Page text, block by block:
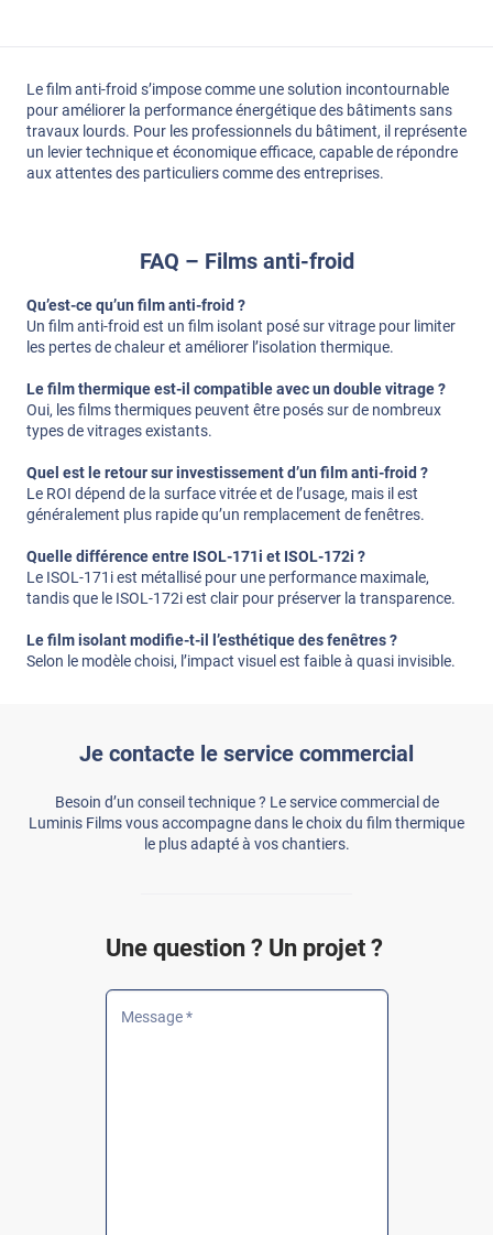
Le film anti-froid s’impose comme une solution incontournable
pour améliorer la performance énergétique des bâtiments sans
travaux lourds. Pour les professionnels du bâtiment, il représente
un levier technique et économique efficace, capable de répondre
aux attentes des particuliers comme des entreprises.
FAQ – Films anti-froid
Qu’est-ce qu’un film anti-froid ?
Un film anti-froid est un film isolant posé sur vitrage pour limiter
les pertes de chaleur et améliorer l’isolation thermique.
Le film thermique est-il compatible avec un double vitrage ?
Oui, les films thermiques peuvent être posés sur de nombreux
types de vitrages existants.
Quel est le retour sur investissement d’un film anti-froid ?
Le ROI dépend de la surface vitrée et de l’usage, mais il est
généralement plus rapide qu’un remplacement de fenêtres.
Quelle différence entre ISOL-171i et ISOL-172i ?
Le ISOL-171i est métallisé pour une performance maximale,
tandis que le ISOL-172i est clair pour préserver la transparence.
Le film isolant modifie-t-il l’esthétique des fenêtres ?
Selon le modèle choisi, l’impact visuel est faible à quasi invisible.
Je contacte le service commercial
Besoin d’un conseil technique ? Le service commercial de
Luminis Films vous accompagne dans le choix du film thermique
le plus adapté à vos chantiers.
Une question ? Un projet ?
Message *